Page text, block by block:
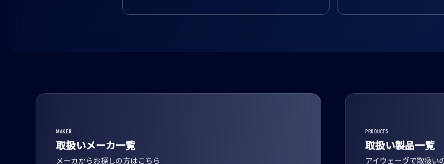
取扱いメーカ一覧 取扱い製品一覧